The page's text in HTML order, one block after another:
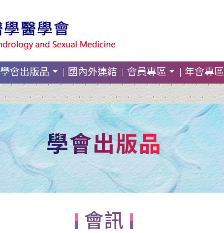
學會出版品 國內外連結 會員專區 年會專區
學會出版品
會訊